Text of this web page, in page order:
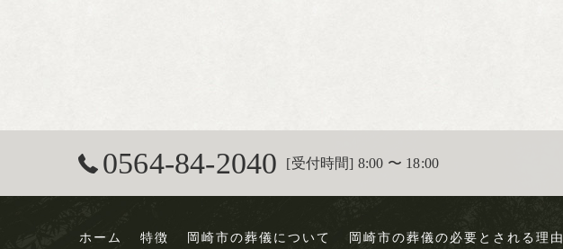
0564-84-2040 [受付時間] 8:00 〜 18:00
ホーム 特徴 岡崎市の葬儀について 岡崎市の葬儀の必要とされる理由